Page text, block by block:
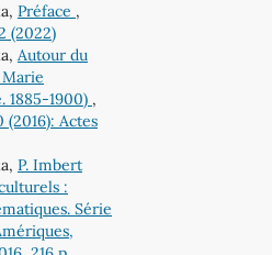
Préface ,
(2022)
Autour du
1885-1900) ,
(2016): Actes
P. Imbert
:
Série